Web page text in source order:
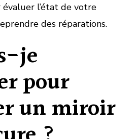
l’état de votre
des réparations.
je
pour
un miroir